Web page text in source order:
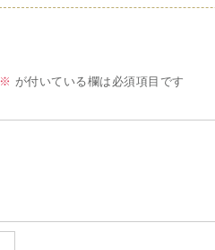
※ が付いている欄は必須項目です